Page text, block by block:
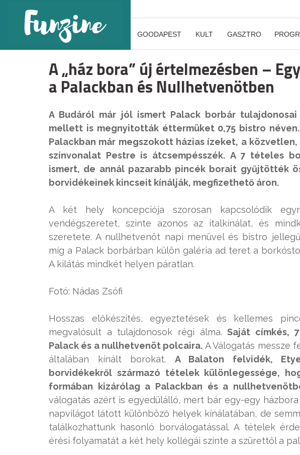
GOODAPEST KULT GASZTRO
A „ház bora” új értelmezésben –
a Palackban és Nullhetvenötben
A Budáról már jól ismert Palack borbár tulajdonosai
mellett is megnyitották éttermüket 0,75 bistro
Palackban már megszokott házias ízeket, a
színvonalat Pestre is átcsempésszék. A 7 tételes
ismert, de annál pazarabb pincék borait gyűjtötték
borvidékeinek kincseit kínálják, megfizethető áron.
A két hely koncepciója szorosan kapcsolódik
vendégszeretet, szinte azonos az italkínálat, és
szeretete. A nullhetvenöt napi menüvel és bistro
míg a Palack borbárban külön galéria ad teret a
A kilátás mindkét helyen páratlan.
Fotó: Nádas Zsófi
Hosszas előkészítés, egyeztetések és kellemes
megvalósult a tulajdonosok régi álma.Saját címkés,
Palack és a nullhetvenöt polcaira. A Válogatás messze
általában kínált borokat. A Balaton felvidék,
borvidékekről származó tételek különlegessége,
formában kizárólag a Palackban és a
válogatás azért is egyedülálló, mert bár egy-egy
napvilágot látott különböző helyek kínálatában, de
találkozhattunk hasonló borválogatással. A tételek
érési folyamatát a két hely kollégái szinte a szürettől a